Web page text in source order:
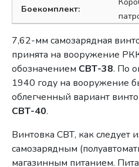
Боекомплект:
7,62-мм самозарядная
принята на вооружение
обозначением СВТ-38. По
1940 году на вооружение
облегченный вариант
СВТ-40.
Винтовка СВТ, как следует
самозарядным
магазинным питанием.